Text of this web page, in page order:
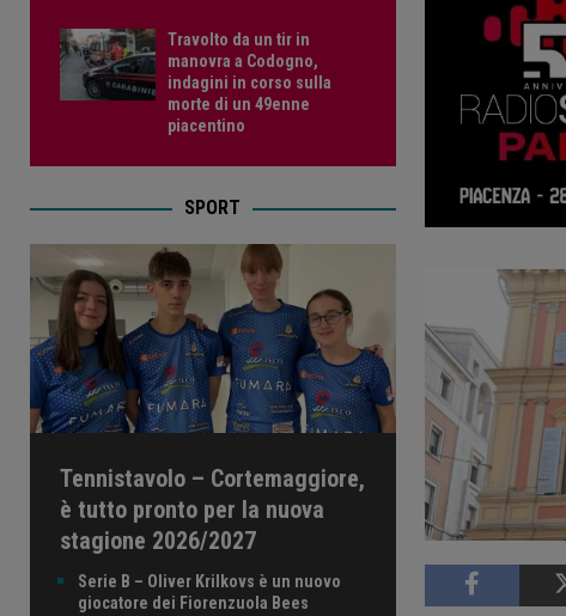
Travolto da un tir in
manovra a Codogno,
indagini in corso sulla
morte di un 49enne
piacentino
SPORT
Tennistavolo – Cortemaggiore,
è tutto pronto per la nuova
stagione 2026/2027
Serie B – Oliver Krilkovs è un nuovo
giocatore dei Fiorenzuola Bees